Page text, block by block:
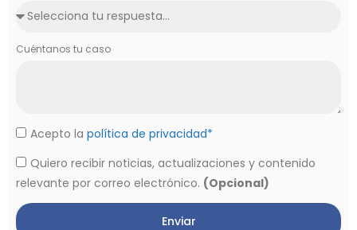
Cuéntanos tu caso
Acepto la política de privacidad*
Quiero recibir noticias, actualizaciones y contenido
relevante por correo electrónico. (Opcional)
Enviar